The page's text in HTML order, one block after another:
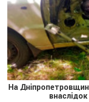
На
внаслідок